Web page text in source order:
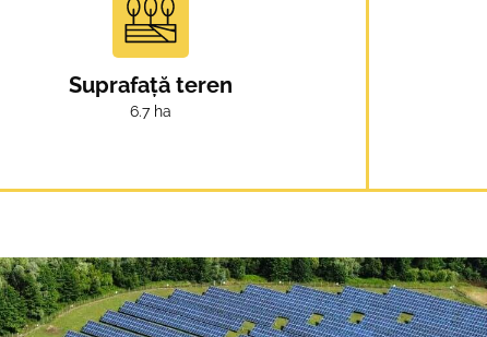
Suprafață teren
6.7 ha